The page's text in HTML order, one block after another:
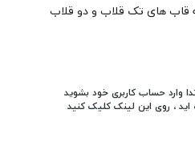
قاب های تک قلاب و دو قلاب
وارد حساب کاربری خود بشوید
اید ، روی این لینک کلیک کنید